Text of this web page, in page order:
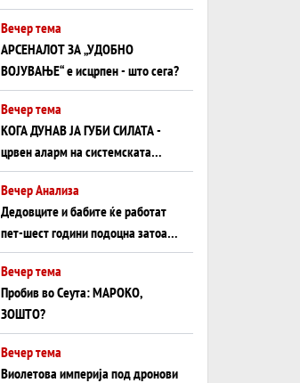
ШТО ОСТАНУВА БЕЗ ФРОНТ
Вечер тема
АРСЕНАЛОТ ЗА „УДОБНО
ВОЈУВАЊЕ“ е исцрпен - што сега?
Вечер тема
КОГА ДУНАВ ЈА ГУБИ СИЛАТА -
црвен аларм на системската
плоча од јужна Германија до
Црното Море...
Вечер Анализа
Дедовците и бабите ќе работат
пет-шест години подоцна затоа
што НЕМААТ ВНУЦИ ДА ГИ
ЗАМЕНАТ
Вечер тема
Пробив во Сеута: МАРОКО,
ЗОШТО?
Вечер тема
Виолетова империја под дронови